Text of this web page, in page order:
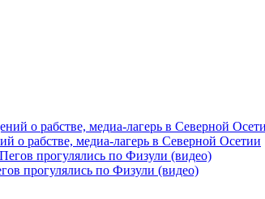
о рабстве, медиа-лагерь в Северной Осетии
прогулялись по Физули (видео)